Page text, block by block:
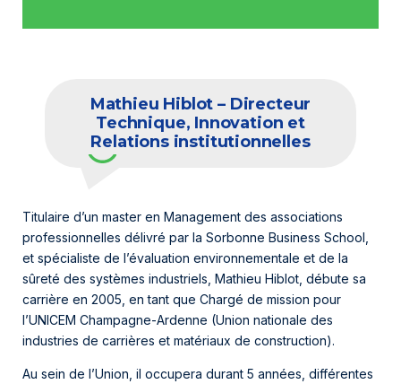
Mathieu Hiblot – Directeur
Technique, Innovation et
Relations institutionnelles
Titulaire d’un master en Management des associations
professionnelles délivré par la Sorbonne Business School,
et spécialiste de l’évaluation environnementale et de la
sûreté des systèmes industriels, Mathieu Hiblot, débute sa
carrière en 2005, en tant que Chargé de mission pour
l’UNICEM Champagne-Ardenne (Union nationale des
industries de carrières et matériaux de construction).
Au sein de l’Union, il occupera durant 5 années, différentes